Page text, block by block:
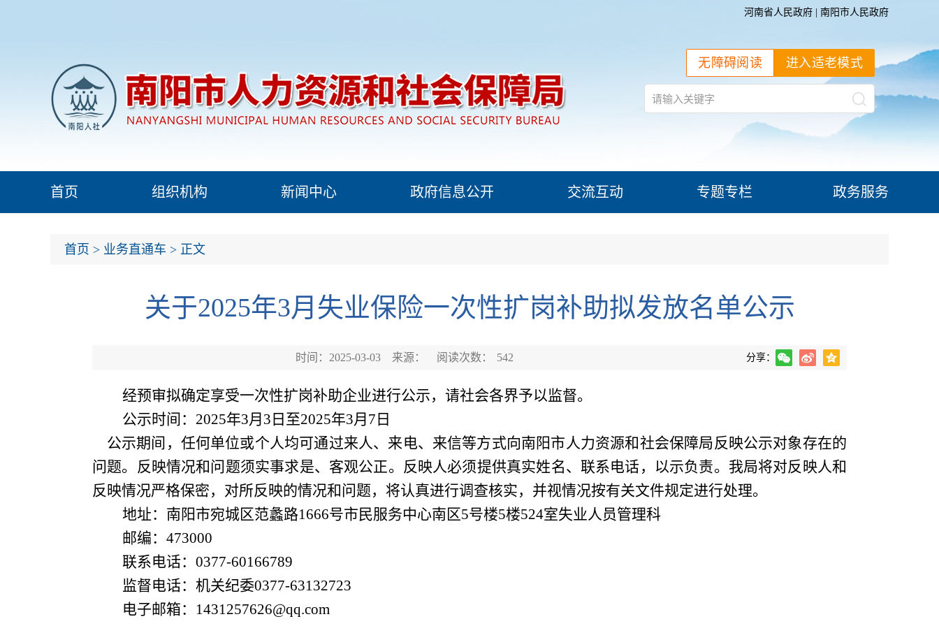
河南省人民政府 南阳市人民政府
进入适老模式
无障碍阅读
首页 组织机构 新闻中心 政府信息公开 交流互动 专题专栏 政务服务
首页 > 业务直通车 > 正文
关于2025年3月失业保险一次性扩岗补助拟发放名单公示
时间：2025-03-03 来源： 阅读次数： 542 分享：
经预审拟确定享受一次性扩岗补助企业进行公示，请社会各界予以监督。
公示时间： 2025年3月 3 日 至2025年3月 7 日
公示期间，任何单位或个人均可通过来人、来电、来信等方式向南阳市人力资源和社会保障局反映公示对象存在的
问题。反映情况和问题须实事求是、客观公正。反映人必须提供真实姓名、联系电话，以示负责。我局将对反映人和
反映情况严格保密，对所反映的情况和问题，将认真进行调查核实，并视情况按有关文件规定进行处理。
地址：南阳市宛城区范蠡路1666号市民服务中心南区5号楼5楼524室失业人员管理科
邮编： 473000
联系电话： 0377-60166789
监督电话：机关纪委0377-63132723
电子邮箱： 1431257626@qq.com